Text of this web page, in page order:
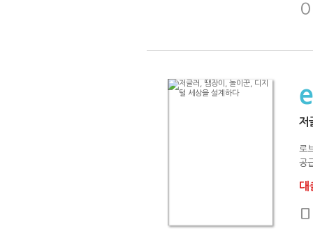
저
로
공
대